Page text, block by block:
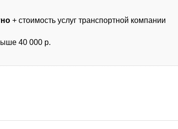
+ стоимость услуг транспортной компании
40 000 р.